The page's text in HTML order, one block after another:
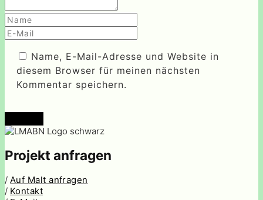
Name, E-Mail-Adresse und Website in
diesem Browser für meinen nächsten
Kommentar speichern.
Projekt anfragen
/ Auf Malt anfragen
/ Kontakt